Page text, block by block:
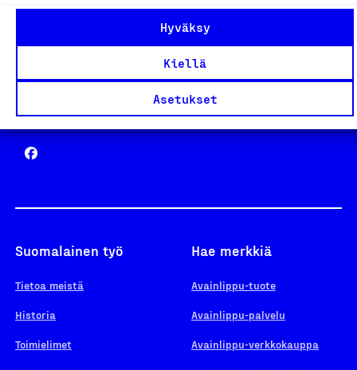
Hyväksy
Kiellä
Asetukset
Yhteiskunnallinen Yritys -merkki
Suomalainen työ
Tietoa meistä
Historia
Toimielimet
Hae merkkiä
Avainlippu-tuote
Avainlippu-palvelu
Avainlippu-verkkokauppa